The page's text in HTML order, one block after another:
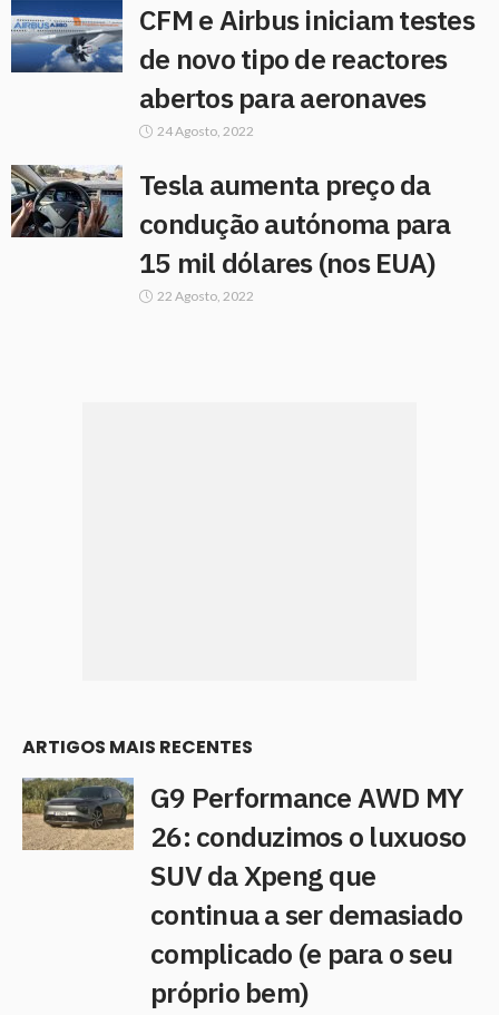
CFM e Airbus iniciam testes
de novo tipo de reactores
abertos para aeronaves
24 Agosto, 2022
Tesla aumenta preço da
condução autónoma para
15 mil dólares (nos EUA)
22 Agosto, 2022
ARTIGOS MAIS RECENTES
G9 Performance AWD MY
26: conduzimos o luxuoso
SUV da Xpeng que
continua a ser demasiado
complicado (e para o seu
próprio bem)